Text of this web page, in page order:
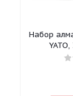
Набор